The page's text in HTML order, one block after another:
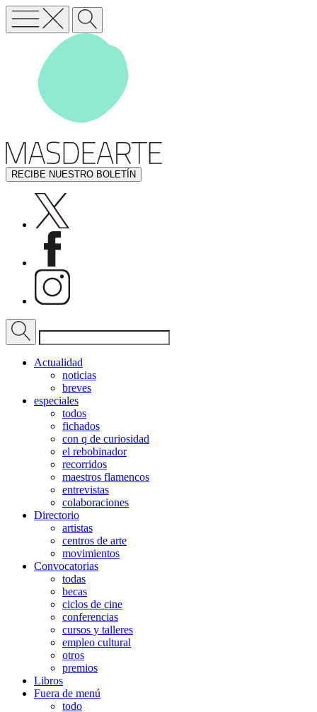
RECIBE NUESTRO BOLETÍN
Actualidad
noticias
breves
especiales
todos
fichados
con q de curiosidad
el rebobinador
recorridos
maestros flamencos
entrevistas
colaboraciones
Directorio
artistas
centros de arte
movimientos
Convocatorias
todas
becas
ciclos de cine
conferencias
cursos y talleres
empleo cultural
otros
premios
Libros
Fuera de menú
todo